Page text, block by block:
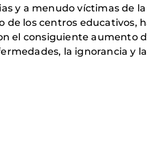
y a menudo víctimas de
de los centros educativos,
el consiguiente aumento
la ignorancia y